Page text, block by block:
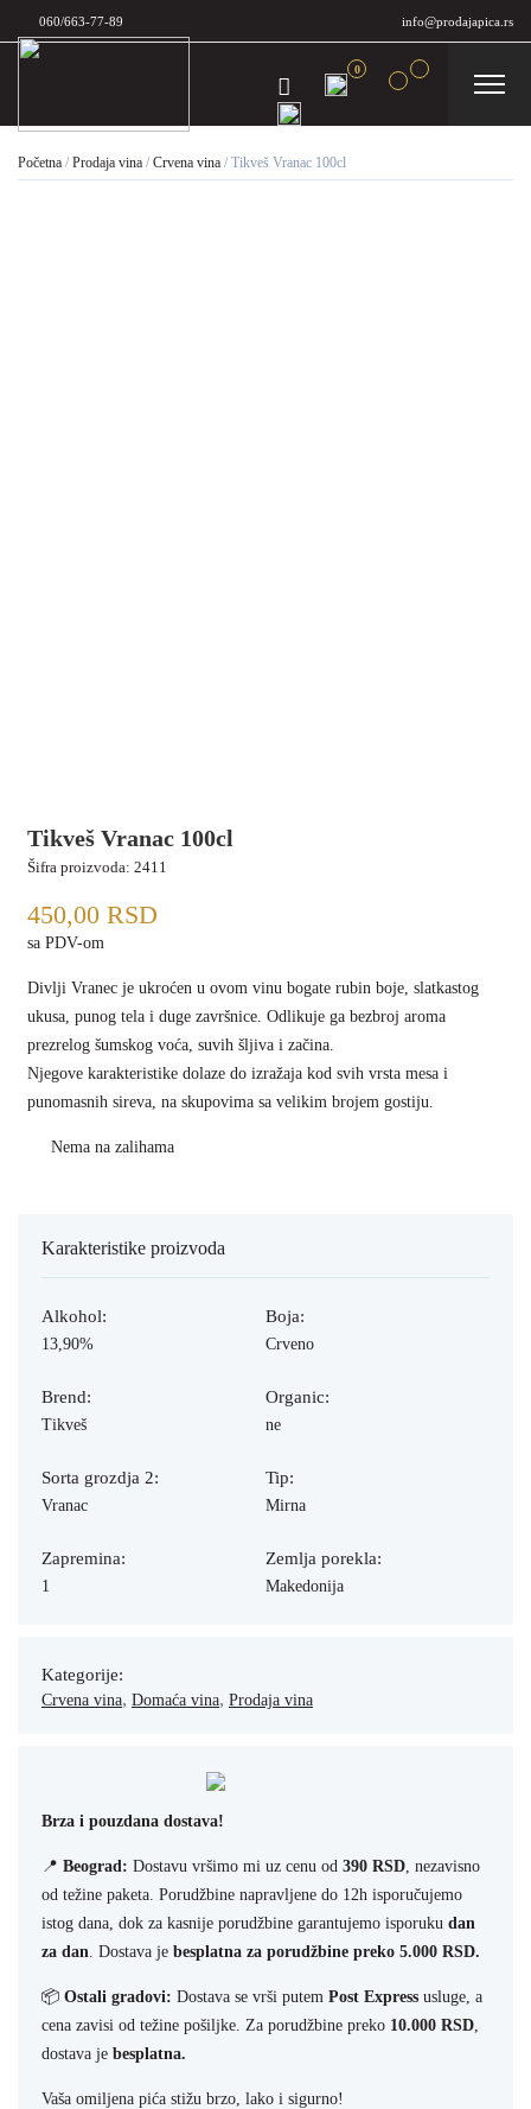
060/663-77-89 info@prodajapica.rs
0
Početna / Prodaja vina / Crvena vina / Tikveš Vranac 100cl
Tikveš Vranac 100cl
Šifra proizvoda: 2411
450,00RSD
sa PDV-om
Divlji Vranec je ukroćen u ovom vinu bogate rubin boje, slatkastog
ukusa, punog tela i duge završnice. Odlikuje ga bezbroj aroma
prezrelog šumskog voća, suvih šljiva i začina.
Njegove karakteristike dolaze do izražaja kod svih vrsta mesa i
punomasnih sireva, na skupovima sa velikim brojem gostiju.
Nema na zalihama
Karakteristike proizvoda
Alkohol:
13,90%
Boja:
Crveno
Brend:
Tikveš
Organic:
ne
Sorta grozdja 2:
Vranac
Tip:
Mirna
Zapremina:
1
Zemlja porekla:
Makedonija
Kategorije:
Crvena vina, Domaća vina, Prodaja vina
Brza i pouzdana dostava!
📍 Beograd: Dostavu vršimo mi uz cenu od 390 RSD, nezavisno
od težine paketa. Porudžbine napravljene do 12h isporučujemo
istog dana, dok za kasnije porudžbine garantujemo isporuku dan
za dan. Dostava je besplatna za porudžbine preko 5.000 RSD.
📦 Ostali gradovi: Dostava se vrši putem Post Express usluge, a
cena zavisi od težine pošiljke. Za porudžbine preko 10.000 RSD,
dostava je besplatna.
Vaša omiljena pića stižu brzo, lako i sigurno!